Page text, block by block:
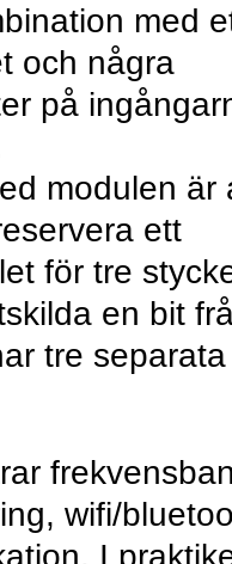
med
och några
på
modulen är
ett
för tre
en bit
tre separata
wifi/